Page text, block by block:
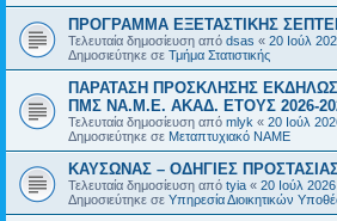
ΠΡΟΓΡΑΜΜΑ ΕΞΕΤΑΣΤΙΚΗΣ
Τελευταία δημοσίευση από dsas « 20 Ιούλ
Δημοσιεύτηκε σε Τμήμα Στατιστικής
ΠΑΡΑΤΑΣΗ ΠΡΟΣΚΛΗΣΗΣ
ΠΜΣ ΝΑ.Μ.Ε. ΑΚΑΔ. ΕΤΟΥΣ 2026-
Τελευταία δημοσίευση από mlyk « 20 Ιούλ
Δημοσιεύτηκε σε Μεταπτυχιακό ΝΑΜΕ
ΚΑΥΣΩΝΑΣ – ΟΔΗΓΙΕΣ
Τελευταία δημοσίευση από tyia « 20 Ιούλ
Δημοσιεύτηκε σε Υπηρεσία Διοικητικών